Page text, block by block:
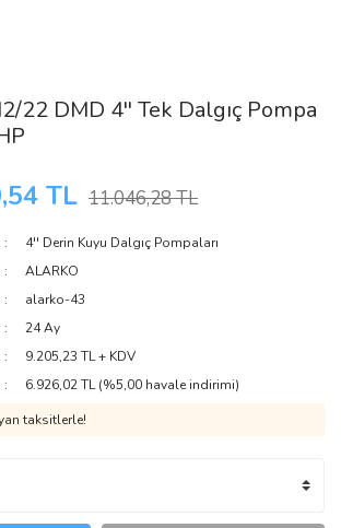
22 DMD 4'' Tek Dalgıç Pompa
TL 11.046,28 TL
4'' Derin Kuyu Dalgıç Pompaları
ALARKO
alarko-43
24 Ay
9.205,23 TL + KDV
6.926,02 TL (%5,00 havale indirimi)
taksitlerle!